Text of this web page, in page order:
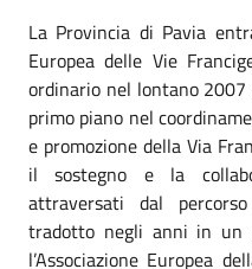
La Provincia di Pavia
Europea delle Vie
ordinario nel lontano 2007
primo piano nel
e promozione della Via
il sostegno e la
attraversati dal
tradotto negli anni in un
l’Associazione Europea